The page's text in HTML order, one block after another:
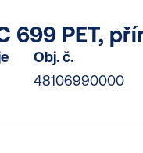
699 PET,
Obj. č.
48106990000